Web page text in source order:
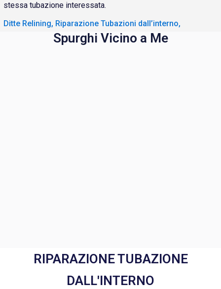
stessa tubazione interessata.
Ditte Relining, Riparazione Tubazioni dall’interno,
Spurghi Vicino a Me
RIPARAZIONE TUBAZIONE
DALL'INTERNO